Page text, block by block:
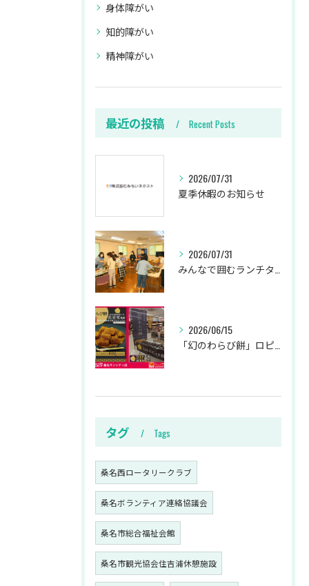
身体障がい
知的障がい
精神障がい
最近の投稿 Recent Posts
2026/07/31
夏季休暇のお知らせ
2026/07/31
2026/06/15
タグ Tags
桑名西ロータリークラブ
桑名ボランティア連絡協議会
桑名市総合福祉会館
桑名市観光協会住吉浦休憩施設